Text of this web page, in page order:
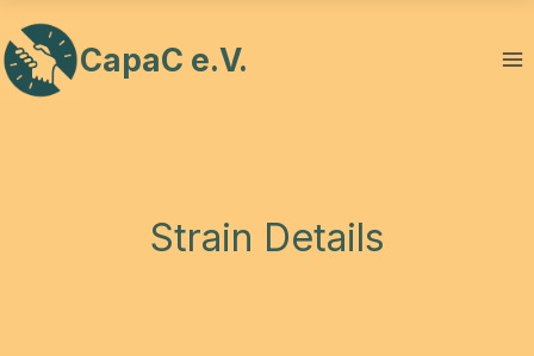
Inhalt
springen
CapaC e.V.
Strain Details